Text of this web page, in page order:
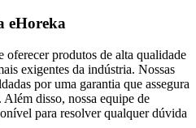
eHoreka
produtos de alta qualidade
exigentes da indústria. Nossas
por uma garantia que assegura
disso, nossa equipe de
para resolver qualquer dúvida